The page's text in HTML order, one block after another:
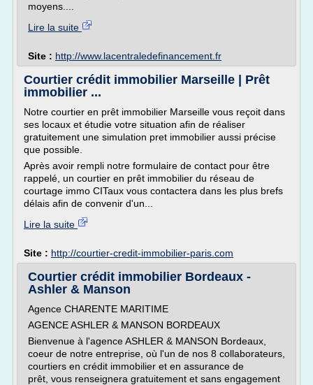
moyens....
Lire la suite
Site : http://www.lacentraledefinancement.fr
Courtier crédit immobilier Marseille | Prêt
immobilier ...
Notre courtier en prêt immobilier Marseille vous reçoit dans
ses locaux et étudie votre situation afin de réaliser
gratuitement une simulation pret immobilier aussi précise
que possible.
Après avoir rempli notre formulaire de contact pour être
rappelé, un courtier en prêt immobilier du réseau de
courtage immo CITaux vous contactera dans les plus brefs
délais afin de convenir d'un...
Lire la suite
Site : http://courtier-credit-immobilier-paris.com
Courtier crédit immobilier Bordeaux -
Ashler & Manson
Agence CHARENTE MARITIME
AGENCE ASHLER & MANSON BORDEAUX
Bienvenue à l'agence ASHLER & MANSON Bordeaux,
coeur de notre entreprise, où l'un de nos 8 collaborateurs,
courtiers en crédit immobilier et en assurance de
prêt, vous renseignera gratuitement et sans engagement